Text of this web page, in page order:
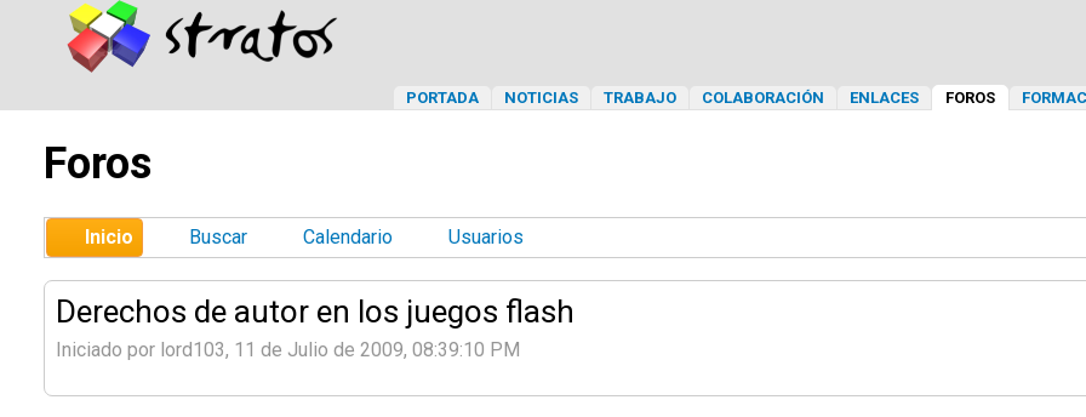
PORTADA NOTICIAS TRABAJO COLABORACIÓN ENLACES FOROS
Foros
Inicio Buscar Calendario Usuarios
Derechos de autor en los juegos flash
Iniciado por lord103, 11 de Julio de 2009, 08:39:10 PM